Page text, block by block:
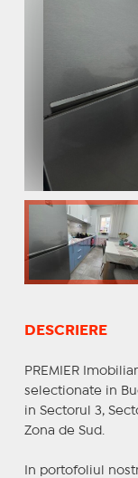
DESCRIERE
PREMIER
selectionate in
in Sectorul 3,
Zona de Sud.
In portofoliul